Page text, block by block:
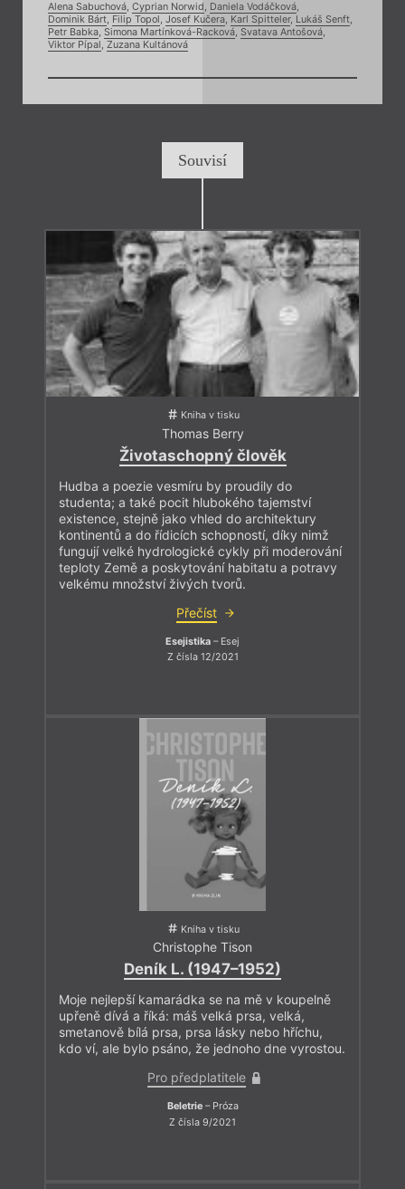
Alena Sabuchová, Cyprian Norwid , Daniela Vodáčková,
Dominik Bárt, Filip Topol , Josef Kučera, Karl Spitteler, Lukáš Senft,
Petr Babka, Simona Martínková-Racková, Svatava Antošová,
Viktor Pípal , Zuzana Kultánová
Souvisí
Kniha v tisku
Thomas Berry
Životaschopný člověk
Hudba a poezie vesmíru by proudily do
studenta; a také pocit hlubokého tajemství
existence, stejně jako vhled do architektury
kontinentů a do řídicích schopností, díky nimž
fungují velké hydrologické cykly při moderování
teploty Země a poskytování habitatu a potravy
velkému množství živých tvorů.
Přečíst
Esejistika – Esej
Z čísla 12/2021
Kniha v tisku
Christophe Tison
Deník L. (1947–1952)
Moje nejlepší kamarádka se na mě v koupelně
upřeně dívá a říká: máš velká prsa, velká,
smetanově bílá prsa, prsa lásky nebo hříchu,
kdo ví, ale bylo psáno, že jednoho dne vyrostou.
Pro předplatitele
Beletrie– Próza
Z čísla 9/2021